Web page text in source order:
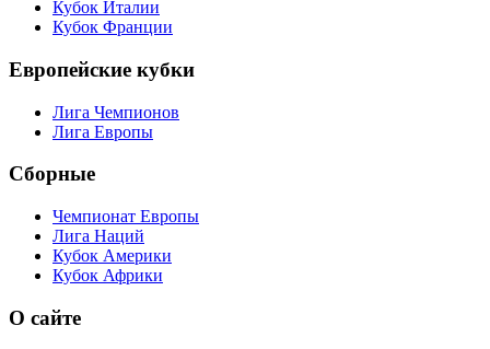
Кубок Италии
Кубок Франции
Европейские кубки
Лига Чемпионов
Лига Европы
Сборные
Чемпионат Европы
Лига Наций
Кубок Америки
Кубок Африки
О сайте